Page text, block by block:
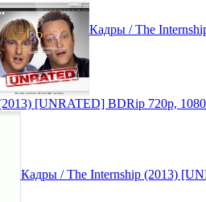
Кадры / The
Кадры / The Internship (2013)